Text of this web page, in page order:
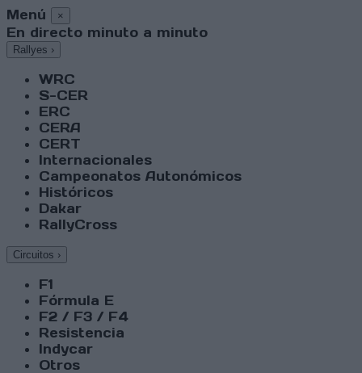
Menú ×
En directo minuto a minuto
Rallyes ›
WRC
S-CER
ERC
CERA
CERT
Internacionales
Campeonatos Autonómicos
Históricos
Dakar
RallyCross
Circuitos ›
F1
Fórmula E
F2 / F3 / F4
Resistencia
Indycar
Otros